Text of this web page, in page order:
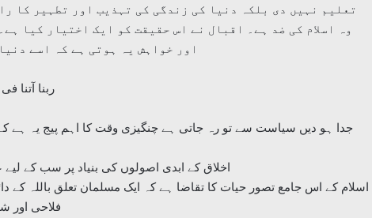
تعلیم نہیں دی بلکہ دنیا کی زندگی کی تہذیب اور تطہیر کا
وہ اسلام کی ضد ہے۔ اقبال نے اس حقیقت کو ایک اختیار کیا
اور خواہش یہ ہوتی ہے کہ اسے
ربنا آتنا
جدا ہو دیں سیاست سے تو رہ جاتی ہے چنگیزی وقت کا اہم پیج یہ
اخلاق کے ابدی اصولوں کی بنیاد پر سب کے
اسلام کے اس جامع تصور حیات کا تقاضا ہے کہ ایک مسلمان تعلق باللہ کے
فلاحی اور